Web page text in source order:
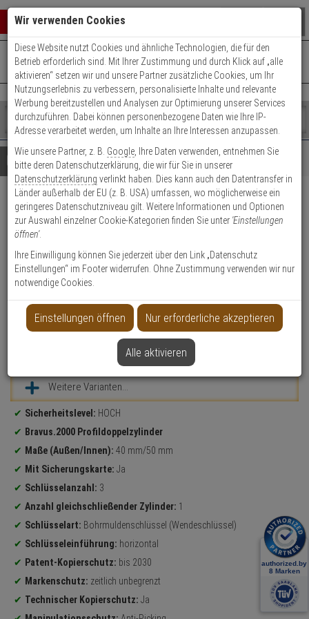
Warenkorb schließen
0 ARTIKEL IM WARENKORB
Ihr Warenkorb ist momentan leer.
Ergebnisse ()
Fertig
Shop
durchsuchen
Bitte
geben
Sie
mindestens
Zeichen
ein,
um
Suche
Es
wurde
noch
Kategorien
Suche
gestartet
+49 (0)821 899 493-0Mo. - Do.: 8:00 - 16:30 | Fr.: 8:00 - 14:00 Uhr
Kontaktservice nutzen
Details Beratung
Abus Bravus 2000
Doppelzylinder 40/50 vs. 3 Schl.
Produktmerkmale
Zylinder messen
Weitere Varianten...
Produktinformationen
Sicherheitslevel: HOCH
Bravus.2000 Profildoppelzylinder
Maße (Außen/Innen): 40 mm/50 mm
Mit Sicherungskarte: Ja
Schlüsselanzahl: 3
Anzahl gleichschließender Zylinder: 1
Schlüsselart: Bohrmuldenschlüssel (Wendeschlüssel)
Schlüsseleinführung: horizontal
Patent-Kopierschutz: bis 2030
Markenschutz: zeitlich unbegrenzt
Technischer Kopierschutz: Ja
Wir verwenden Cookies
Diese Website nutzt Cookies und ähnliche Technologien, die für den
Betrieb erforderlich sind. Mit Ihrer Zustimmung und durch Klick auf „alle
aktivieren“ setzen wir und unsere Partner zusätzliche Cookies, um Ihr
Nutzungserlebnis zu verbessern, personalisierte Inhalte und relevante
Werbung bereitzustellen und Analysen zur Optimierung unserer Services
durchzuführen. Dabei können personenbezogene Daten wie Ihre IP-
Adresse verarbeitet werden, um Inhalte an Ihre Interessen anzupassen.
Wie unsere Partner, z. B. Google , Ihre Daten verwenden, entnehmen Sie
bitte deren Datenschutzerklärung, die wir für Sie in unserer
Datenschutzerklärung verlinkt haben. Dies kann auch den Datentransfer in
Länder außerhalb der EU (z. B. USA) umfassen, wo möglicherweise ein
geringeres Datenschutzniveau gilt. Weitere Informationen und Optionen
zur Auswahl einzelner Cookie-Kategorien finden Sie unter 'Einstellungen
öffnen'.
Ihre Einwilligung können Sie jederzeit über den Link „Datenschutz
Einstellungen“ im Footer widerrufen. Ohne Zustimmung verwenden wir nur
notwendige Cookies.
Einstellungen öffnen Nur erforderliche akzeptieren
Alle aktivieren